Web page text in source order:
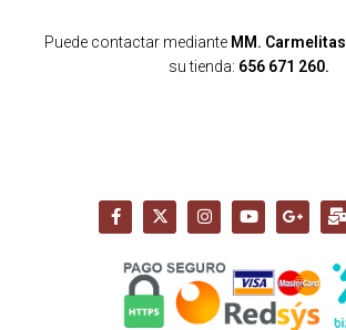
Puede contactar medianteMM. Carmelitas
su tienda: 656 671 260.